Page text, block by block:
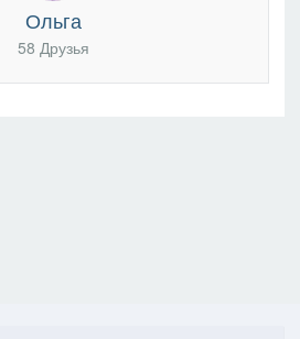
Ольга
58 Друзья